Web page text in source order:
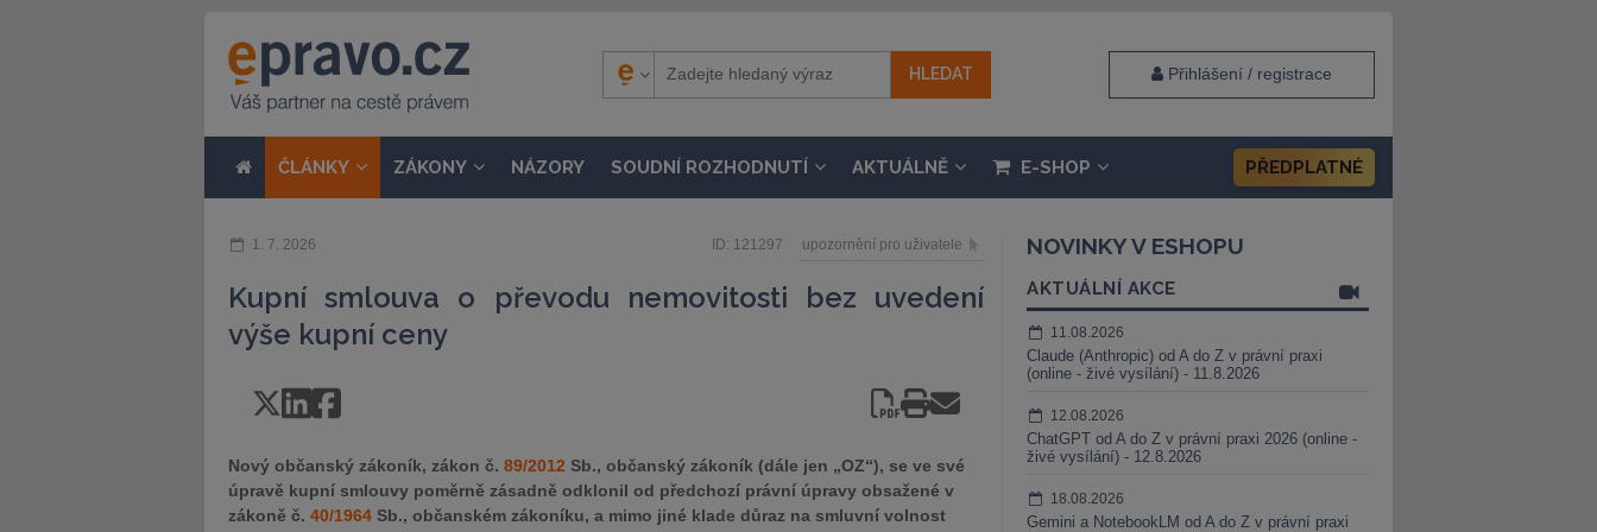
Přihlášení / registrace
ČLÁNKY ZÁKONY NÁZORY SOUDNÍ ROZHODNUTÍ AKTUÁLNĚ E-SHOP PŘEDPLATNÉ
1. 7. 2026 ID: 121297 upozornění pro uživatele
Kupní smlouva o převodu nemovitosti bez uvedení
výše kupní ceny
Nový občanský zákoník, zákon č. 89/2012 Sb., občanský zákoník (dále jen „OZ“), se ve své
úpravě kupní smlouvy poměrně zásadně odklonil od předchozí právní úpravy obsažené v
zákoně č. 40/1964 Sb., občanském zákoníku, a mimo jiné klade důraz na smluvní volnost
NOVINKY V ESHOPU
AKTUÁLNÍ AKCE
11.08.2026
Claude (Anthropic) od A do Z v právní praxi
(online - živé vysílání) - 11.8.2026
12.08.2026
ChatGPT od A do Z v právní praxi 2026 (online -
živé vysílání) - 12.8.2026
18.08.2026
Gemini a NotebookLM od A do Z v právní praxi